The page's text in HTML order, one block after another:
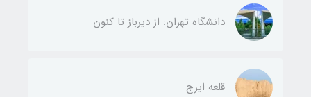
دانشگاه تهران: از دیرباز تا کنون
قلعه ایرج